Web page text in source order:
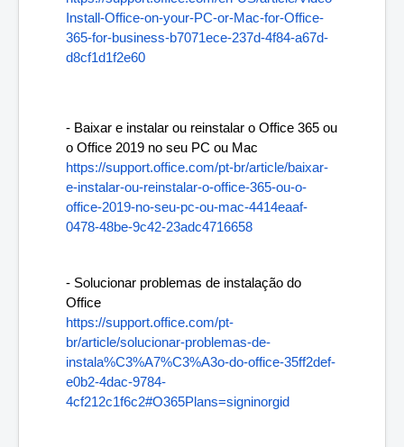
Install-Office-on-your-PC-or-Mac-for-Office-
365-for-business-b7071ece-237d-4f84-a67d-
d8cf1d1f2e60
- Baixar e instalar ou reinstalar o Office 365 ou
o Office 2019 no seu PC ou Mac
https://support.office.com/pt-br/article/baixar-
e-instalar-ou-reinstalar-o-office-365-ou-o-
office-2019-no-seu-pc-ou-mac-4414eaaf-
0478-48be-9c42-23adc4716658
- Solucionar problemas de instalação do
Office
https://support.office.com/pt-
br/article/solucionar-problemas-de-
instala%C3%A7%C3%A3o-do-office-35ff2def-
e0b2-4dac-9784-
4cf212c1f6c2#O365Plans=signinorgid